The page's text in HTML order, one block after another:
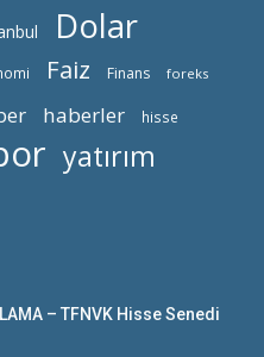
Dolar
Faiz Finans foreks
haberler hisse
yatırım
– TFNVK Hisse Senedi